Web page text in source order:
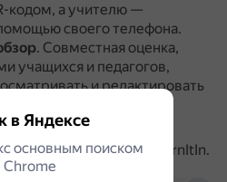
кодом, а учителю —
своего телефона.
. Совместная оценка,
учащихся и педагогов,
и редактировать
используют такие
Feedback Studio TurnItIn.
в Яндексе
основным поиском
Сhrome